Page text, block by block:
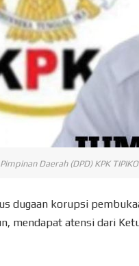
Daerah (DPD) KPK
dugaan korupsi
mendapat atensi dari